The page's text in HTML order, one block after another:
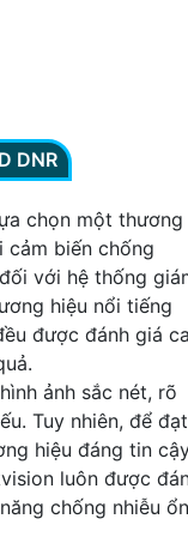
DNR
chọn một thương
cảm biến chống
với hệ thống
hiệu nổi tiếng
được đánh giá
ảnh sắc nét, rõ
Tuy nhiên, để đạt
hiệu đáng tin
luôn được
chống nhiễu ổn